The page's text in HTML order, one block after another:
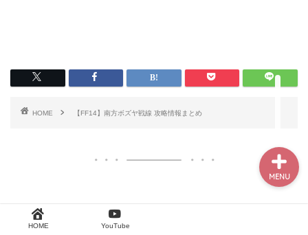
HOME 【FF14】南方ボズヤ戦線 攻略情報まとめ
HOME YouTube
MENU